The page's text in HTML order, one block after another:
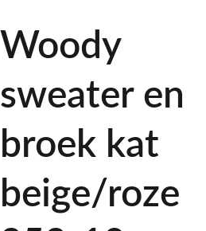
Woody
sweater en
broek kat
beige/roze